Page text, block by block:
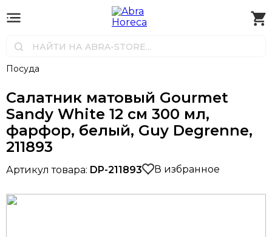
Посуда
Салатник матовый Gourmet
Sandy White 12 см 300 мл,
фарфор, белый, Guy Degrenne,
211893
Артикул товара: DP-211893 В избранное